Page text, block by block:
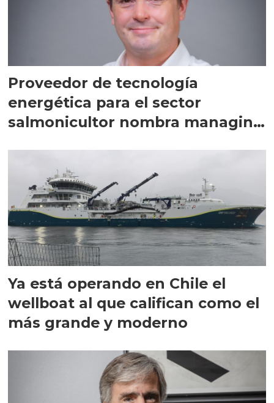
Proveedor de tecnología
energética para el sector
salmonicultor nombra managing
Ya está operando en Chile el
wellboat al que califican como el
más grande y moderno